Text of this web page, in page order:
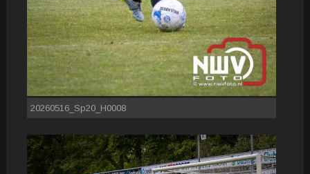
20260516_Sp20_H0008